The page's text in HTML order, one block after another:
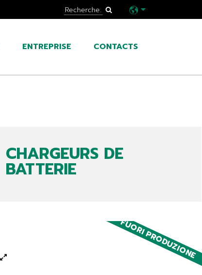
ENTREPRISE CONTACTS
CHARGEURS DE
BATTERIE
FUORI PRODUZIONE